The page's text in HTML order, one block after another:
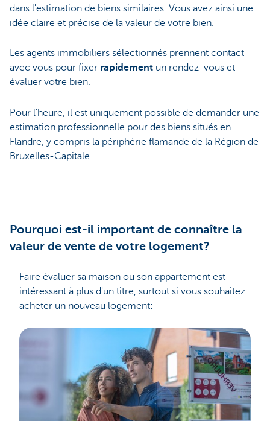
dans l'estimation de biens similaires. Vous avez ainsi une
idée claire et précise de la valeur de votre bien.
Les agents immobiliers sélectionnés prennent contact
avec vous pour fixer rapidement un rendez-vous et
évaluer votre bien.
Pour l'heure, il est uniquement possible de demander une
estimation professionnelle pour des biens situés en
Flandre, y compris la périphérie flamande de la Région de
Bruxelles-Capitale.
Pourquoi est-il important de connaître la
valeur de vente de votre logement?
Faire évaluer sa maison ou son appartement est
intéressant à plus d'un titre, surtout si vous souhaitez
acheter un nouveau logement: